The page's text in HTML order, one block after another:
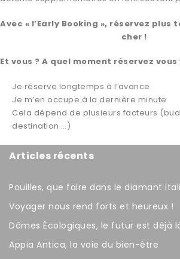
Avec « l’Early Booking », réservez
cher !
Et vous ? A quel moment réservez
Je réserve longtemps à l’avance
Je m’en occupe à la dernière minute
Cela dépend de plusieurs facteurs
destination …)
Articles récents
Pouilles, que faire dans le diamant
Voyager nous rend forts et heureux !
Dômes Écologiques, le futur est déjà
Appia Antica, la voie du bien-être